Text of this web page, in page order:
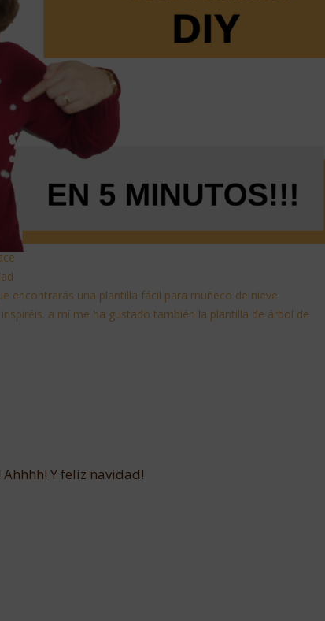
encontrarás una plantilla fácil para muñeco de nieve
a mí me ha gustado también la plantilla de árbol de
Y feliz navidad!